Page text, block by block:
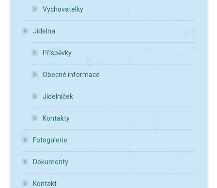
Vychovatelky
Jídelna
Příspěvky
Obecné informace
Jídelníček
Kontakty
Fotogalerie
Dokumenty
Kontakt